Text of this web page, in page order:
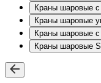
Краны шаровые
Краны шаровые
Краны шаровые c
Краны шаровые